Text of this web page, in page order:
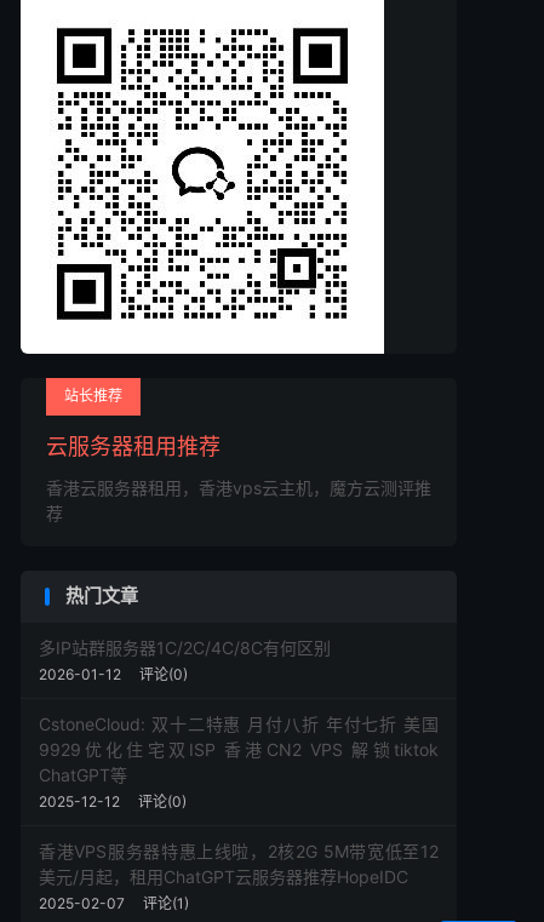
站长推荐
云服务器租用推荐
香港云服务器租用，香港vps云主机，魔方云测评推
荐
热门文章
多IP站群服务器1C/2C/4C/8C有何区别
2026-01-12 评论(0)
CstoneCloud: 双十二特惠 月付八折 年付七折 美国
9929优化住宅双ISP 香港CN2 VPS 解锁tiktok
ChatGPT等
2025-12-12 评论(0)
香港VPS服务器特惠上线啦，2核2G 5M带宽低至12
美元/月起，租用ChatGPT云服务器推荐HopeIDC
2025-02-07 评论(1)